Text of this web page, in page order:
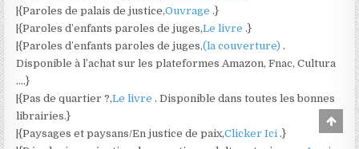
|{Paroles de palais de justice,Ouvrage.}
|{Paroles d’enfants paroles de juges,Le livre.}
|{Paroles d’enfants paroles de juges,(la couverture).
Disponible à l’achat sur les plateformes Amazon, Fnac, Cultura
….}
|{Pas de quartier ?,Le livre. Disponible dans toutes les bonnes
librairies.}
|{Paysages et paysans/En justice de paix,Clicker Ici.}
to
Top